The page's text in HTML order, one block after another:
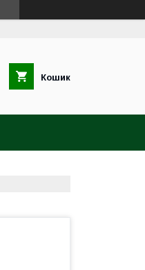
Кошик